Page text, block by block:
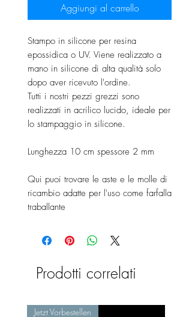
Aggiungi al carrello
Stampo in silicone per resina
epossidica o UV. Viene realizzato a
mano in silicone di alta qualità solo
dopo aver ricevuto l'ordine.
Tutti i nostri pezzi grezzi sono
realizzati in acrilico lucido, ideale per
lo stampaggio in silicone.
Lunghezza 10 cm spessore 2 mm
Qui puoi trovare le aste e le molle di
ricambio adatte per l'uso come farfalla
traballante
Prodotti correlati
Jetzt Vorbestellen